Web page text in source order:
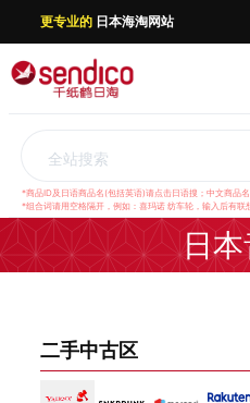
更专业的日本海淘网站
全站搜索
*商品ID及日语商品名(包括英语)请点击日语搜；中文商品名
*组合词请用空格隔开，例如：喜玛诺 纺车轮，输入后有联
日
二手中古区